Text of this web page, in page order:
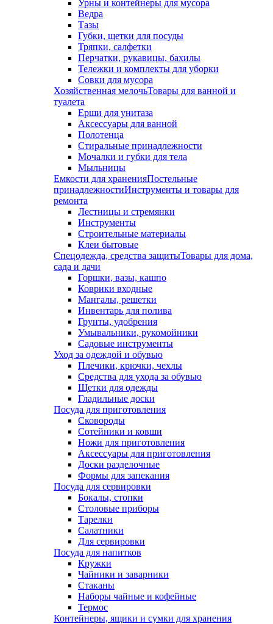
Урны и контейнеры для мусора
Ведра
Тазы
Губки, щетки для посуды
Тряпки, салфетки
Перчатки, рукавицы, бахилы
Тележки и комплекты для уборки
Совки для мусора
Хозяйственная мелочьТовары для ванной и
туалета
Ерши для унитаза
Аксессуары для ванной
Полотенца
Стиральные принадлежности
Мочалки и губки для тела
Мыльницы
Емкости для храненияПостельные
принадлежностиИнструменты и товары для
ремонта
Лестницы и стремянки
Инструменты
Строительные материалы
Клеи бытовые
Спецодежда, средства защитыТовары для дома,
сада и дачи
Горшки, вазы, кашпо
Коврики входные
Мангалы, решетки
Инвентарь для полива
Грунты, удобрения
Умывальники, рукомойники
Садовые инструменты
Уход за одеждой и обувью
Плечики, крючки, чехлы
Средства для ухода за обувью
Щетки для одежды
Гладильные доски
Посуда для приготовления
Сковороды
Сотейники и ковши
Ножи для приготовления
Аксессуары для приготовления
Доски разделочные
Формы для запекания
Посуда для сервировки
Бокалы, стопки
Столовые приборы
Тарелки
Салатники
Для сервировки
Посуда для напитков
Кружки
Чайники и заварники
Стаканы
Наборы чайные и кофейные
Термос
Контейнеры, ящики и сумки для хранения